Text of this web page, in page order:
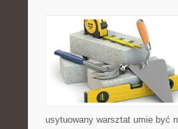
usytuowany warsztat umie być